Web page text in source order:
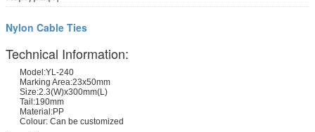
Nylon Cable Ties
Technical Information:
Model:YL-240
Marking Area:23x50mm
Size:2.3(W)x300mm(L)
Tail:190mm
Material:PP
Colour: Can be customized